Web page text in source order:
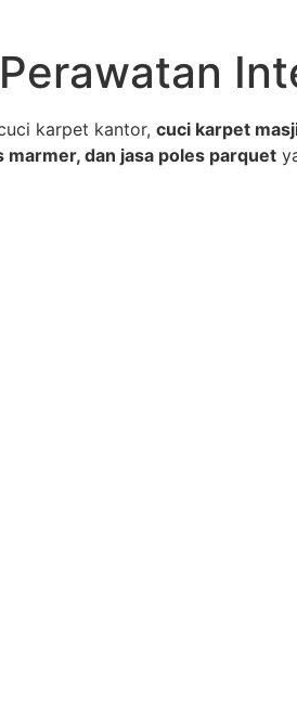
karpet kantor, cuci karpet
marmer, dan jasa poles parquet